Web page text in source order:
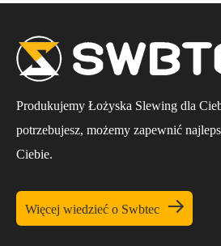
Produkujemy Łożyska Slewing dla
potrzebujesz, możemy zapewnić
Ciebie.
Więcej wiedzieć o Swbtec 